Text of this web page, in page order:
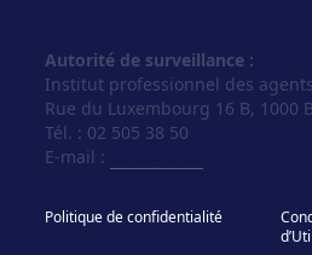
Autorité de surveillance :
Institut professionnel des
Rue du Luxembourg 16 B, 1000
Tél. : 02 505 38 50
E-mail :
Politique de confidentialité